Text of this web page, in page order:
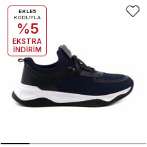
EKLE5
KODUYLA
%5
EKSTRA
İNDİRİM